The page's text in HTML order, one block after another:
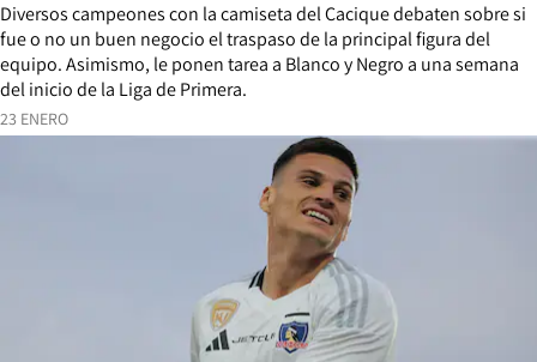
23 ENERO
Diversos campeones con la camiseta del Cacique debaten sobre si
fue o no un buen negocio el traspaso de la principal figura del
equipo. Asimismo, le ponen tarea a Blanco y Negro a una semana
del inicio de la Liga de Primera.